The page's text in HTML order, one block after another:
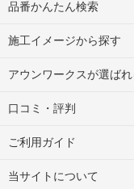
品番かんたん検索
施工イメージから探す
アウンワークスが選ば
口コミ・評判
ご利用ガイド
当サイトについて